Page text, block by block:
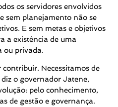
os servidores envolvidos
sem planejamento não se
E sem metas e objetivos
a existência de uma
ou privada.
Necessitamos de
o governador Jatene,
pelo conhecimento,
de gestão e governança.